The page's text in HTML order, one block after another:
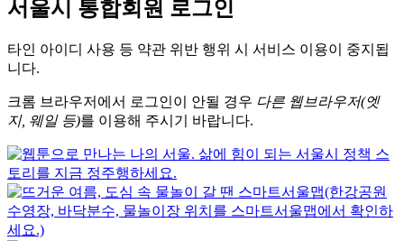
서울시 통합회원 로그인
타인 아이디 사용 등 약관 위반 행위 시 서비스 이용이 중지됩
니다.
크롬 브라우저에서 로그인이 안될 경우 다른 웹브라우저(엣
지, 웨일 등)를 이용해 주시기 바랍니다.